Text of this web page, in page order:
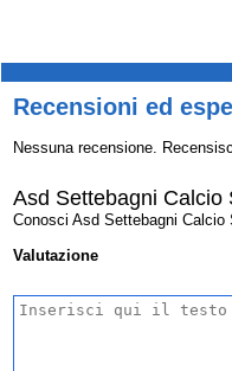
Recensioni ed
Nessuna recensione.
Asd Settebagni Calcio
Conosci Asd Settebagni
Valutazione